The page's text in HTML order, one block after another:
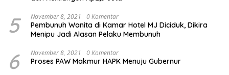
5 November 8, 2021 0 Komentar
Pembunuh Wanita di Kamar Hotel MJ Diciduk, Dikira
Menipu Jadi Alasan Pelaku Membunuh
6 November 8, 2021 0 Komentar
Proses PAW Makmur HAPK Menuju Gubernur